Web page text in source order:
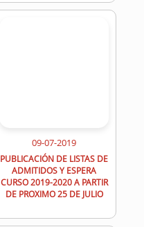
09-07-2019
PUBLICACIÓN DE LISTAS DE
ADMITIDOS Y ESPERA
CURSO 2019-2020 A PARTIR
DE PROXIMO 25 DE JULIO